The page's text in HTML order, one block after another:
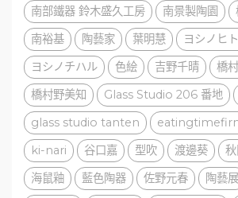
南部鐵器 鈴木盛久工房
南景製陶園
南裕基
陶藝家 葉明慧
ヨシノヒ
ヨシノチハル
色絵 吉野千晴
橋
橋村野美知
Glass Studio 206 番地
glass studio tanten
ki-nari
谷口嘉 型吹 渡邊葵
海鼠釉
藍色陶器 佐野元春 陶藝展